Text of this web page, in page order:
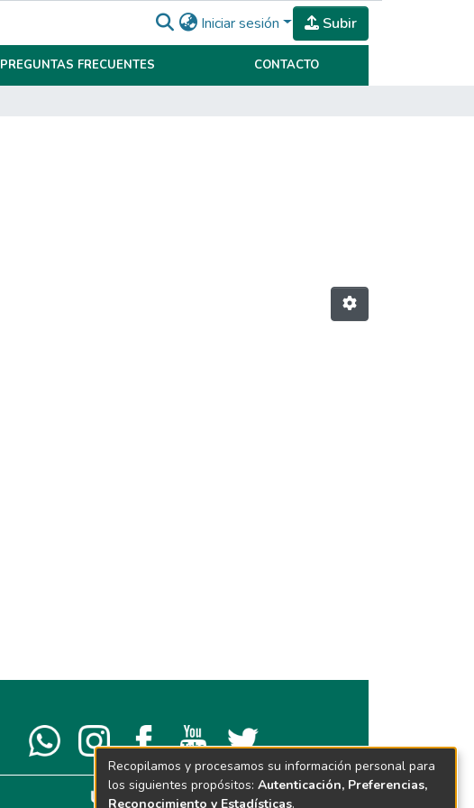
Iniciar sesión Subir
PREGUNTAS FRECUENTES CONTACTO
Recopilamos y procesamos su información personal para
los siguientes propósitos: Autenticación, Preferencias,
Reconocimiento y Estadísticas.